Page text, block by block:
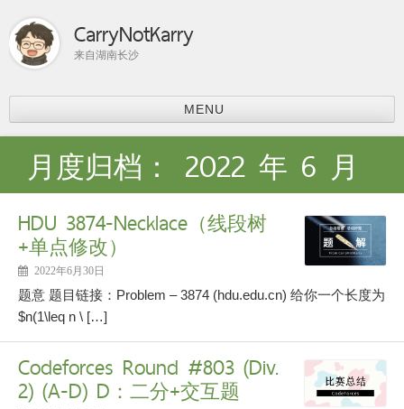
CarryNotKarry
来自湖南长沙
MENU
比赛总结
ACM-ICPC
分享
上课内容
课程学习
科研
论文阅读
个人主页
月度归档： 2022 年 6 月
HDU 3874-Necklace（线段树
+单点修改）
2022年6月30日
题意 题目链接：Problem – 3874 (hdu.edu.cn) 给你一个长度为
$n(1\leq n \ […]
Codeforces Round #803 (Div.
2) (A-D) D：二分+交互题